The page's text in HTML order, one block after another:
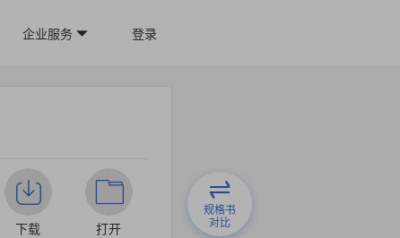
企业服务 登录
下载 打开
规格书
对比